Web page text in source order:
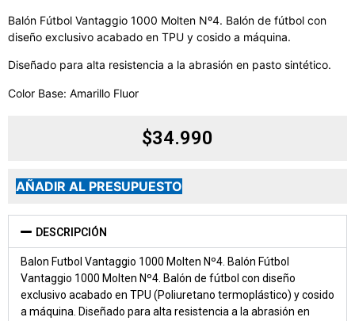
Balón Fútbol Vantaggio 1000 Molten Nº4. Balón de fútbol con
diseño exclusivo acabado en TPU y cosido a máquina.
Diseñado para alta resistencia a la abrasión en pasto sintético.
Color Base: Amarillo Fluor
$34.990
AÑADIR AL PRESUPUESTO
DESCRIPCIÓN
Balon Futbol Vantaggio 1000 Molten Nº4. Balón Fútbol
Vantaggio 1000 Molten Nº4. Balón de fútbol con diseño
exclusivo acabado en TPU (Poliuretano termoplástico) y cosido
a máquina. Diseñado para alta resistencia a la abrasión en